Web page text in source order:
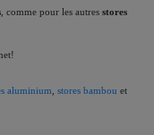
, comme pour les autres stores
aluminium stores bambou et